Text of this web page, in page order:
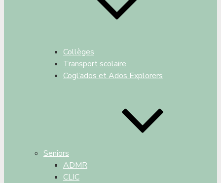
Collèges
Transport scolaire
Cogl’ados et Ados Explorers
Seniors
ADMR
CLIC